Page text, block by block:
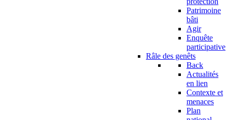
Patrimoine
bâti
Agir
Enquête
participative
Râle des genêts
Back
Actualités
en lien
Contexte et
menaces
Plan